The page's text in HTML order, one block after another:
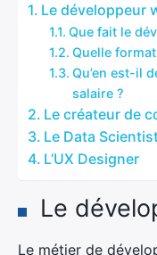
Le développeur
Que fait le
Quelle
Qu’en est-il
salaire ?
Le créateur de
Le Data
L’UX Designer
Le
Le métier de